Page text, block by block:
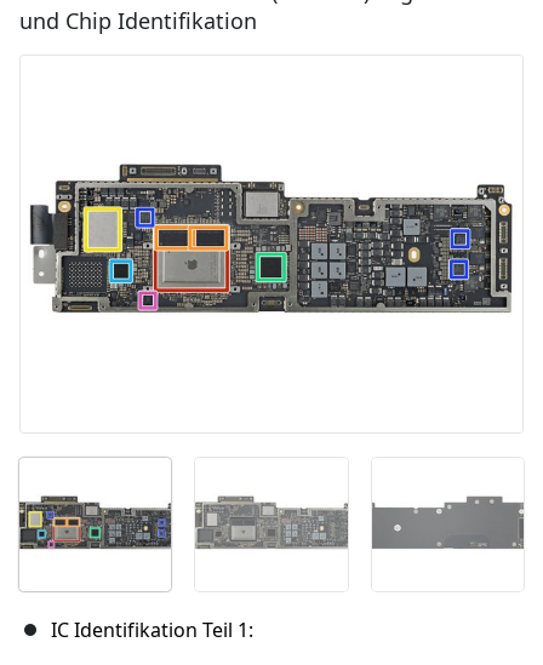
und Chip Identifikation
IC Identifikation Teil 1: